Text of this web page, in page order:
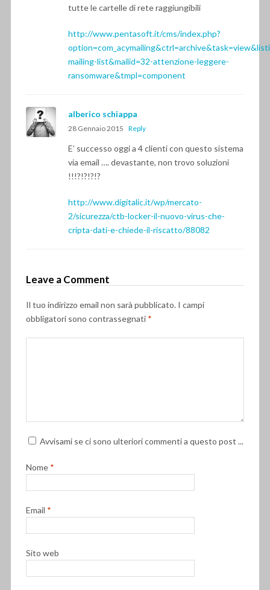
tutte le cartelle di rete raggiungibili
http://www.pentasoft.it/cms/index.php?
mailing-list&mailid=32-attenzione-leggere-
ransomware&tmpl=component
alberico schiappa
28 Gennaio 2015 Reply
E’ successo oggi a 4 clienti con questo sistema
via email …. devastante, non trovo soluzioni
!!!?!?!?!?
http://www.digitalic.it/wp/mercato-
2/sicurezza/ctb-locker-il-nuovo-virus-che-
cripta-dati-e-chiede-il-riscatto/88082
Leave a Comment
Il tuo indirizzo email non sarà pubblicato. I campi
obbligatori sono contrassegnati *
Avvisami se ci sono ulteriori commenti a questo post ...
Nome *
Email *
Sito web